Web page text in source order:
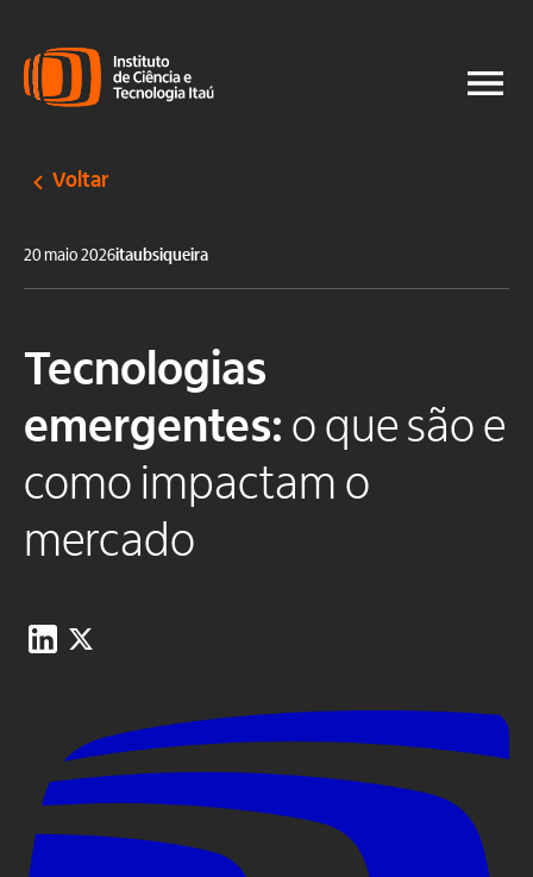
Voltar
20 maio 2026itaubsiqueira
Tecnologias
emergentes:o que são e
como impactam o
mercado